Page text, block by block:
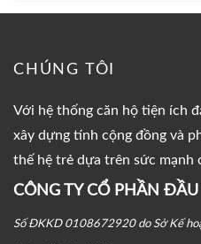
CHÚNG TÔI
Với hệ thống căn hộ tiện ích
xây dựng tính cộng đồng và
thế hệ trẻ dựa trên sức mạnh
CÔNG TY CỔ PHẦN
Số ĐKKD 0108672920 do Sở Kế